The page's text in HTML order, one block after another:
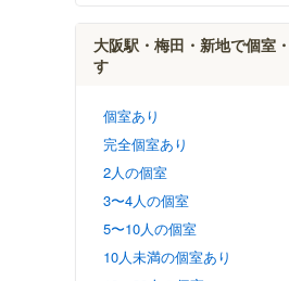
大阪駅・梅田・新地で個室
す
個室あり
完全個室あり
2人の個室
3〜4人の個室
5〜10人の個室
10人未満の個室あり